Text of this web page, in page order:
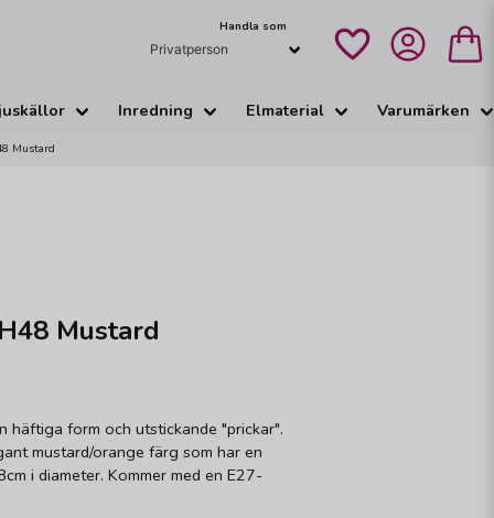
Handla som
Inredning Elmaterial Varumärken
Mustard
Mustard
häftiga form och utstickande "prickar".
mustard/orange färg som har en
i diameter. Kommer med en E27-